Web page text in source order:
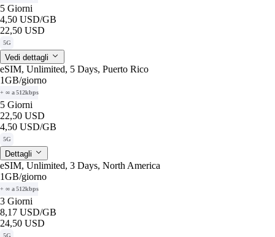
5 Giorni
4,50 USD/GB
22,50 USD
5G
Vedi dettagli
eSIM, Unlimited, 5 Days, Puerto Rico
1GB/giorno
+ ∞ a 512kbps
5 Giorni
22,50 USD
4,50 USD/GB
5G
Dettagli
eSIM, Unlimited, 3 Days, North America
1GB/giorno
+ ∞ a 512kbps
3 Giorni
8,17 USD/GB
24,50 USD
5G